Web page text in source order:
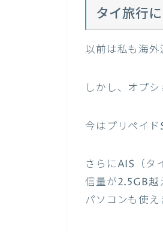
タイ旅行
以前は私も海外
しかし、オプ
今はプリペイド
さらにAIS（タ
信量が2.5GB越
パソコンも使え